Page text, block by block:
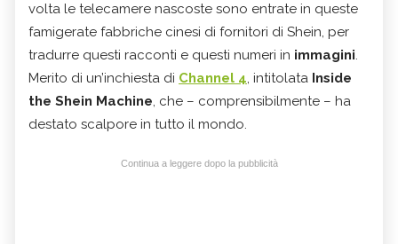
volta le telecamere nascoste sono entrate in queste
famigerate fabbriche cinesi di fornitori di Shein, per
tradurre questi racconti e questi numeri in immagini.
Merito di un’inchiesta di Channel 4, intitolata Inside
the Shein Machine, che – comprensibilmente – ha
destato scalpore in tutto il mondo.
Continua a leggere dopo la pubblicità